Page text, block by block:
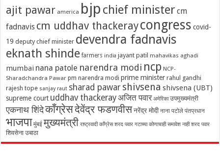
ajit pawar america bjp chief minister cm
fadnavis cm uddhav thackeraycongress covid-
19 deputy chief minister devendra fadnavis
eknath shinde farmers india jayant patil mahavikas aghadi
mumbai nana patole narendra modi ncp NCP-
Sharadchandra Pawar pm narendra modi prime minister rahul gandhi
rajesh tope sanjay raut sharad pawar shivsena shivsena (UBT)
supreme court uddhav thackerayअजित पवार अमेरिका उपमुख्यमंत्री
एकनाथ शिंदेकाँग्रेसदेवेंद्र फडणवीसनरेंद्र मोदी नाना पटोले पंतप्रधान
भाजपा मुंबई मुख्यमंत्री राष्ट्रवादी काँग्रेस शरद पवार गटाच्या कोणाचाही समावेश नाही शरद पवार
शिवसेना उबाठा